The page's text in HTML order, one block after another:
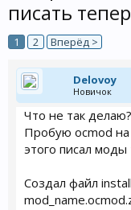
писать
1 2 Вперёд >
Delovoy
Новичок
Что не так делаю?
Пробую ocmod на
этого писал
Cоздал файл